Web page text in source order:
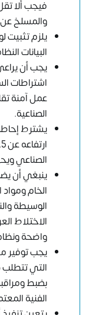
فيجب ألا
والمسلخ عن 500 متر.
يلزم تثبيت
البيانات
يجب أن
اشتراطات
عمل آمنة
الصناعية.
يشترط
الصناعي
ينبغي أن
الخام ومواد
الوسيطة
الاختلاط
واضحة
يجب توفير
التي تتطلب
بضبط
الفنية